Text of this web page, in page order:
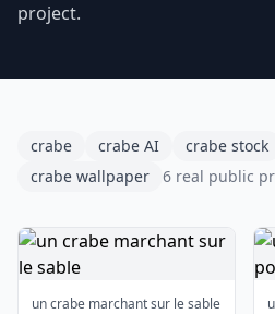
project.
crabe crabe AI crabe stock
crabe wallpaper
6 real public
un crabe marchant sur le sable